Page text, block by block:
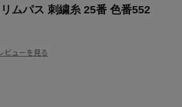
ムパス 刺繍糸 25番 色番552
ビューを見る